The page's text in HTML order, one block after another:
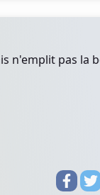
n'emplit pas la